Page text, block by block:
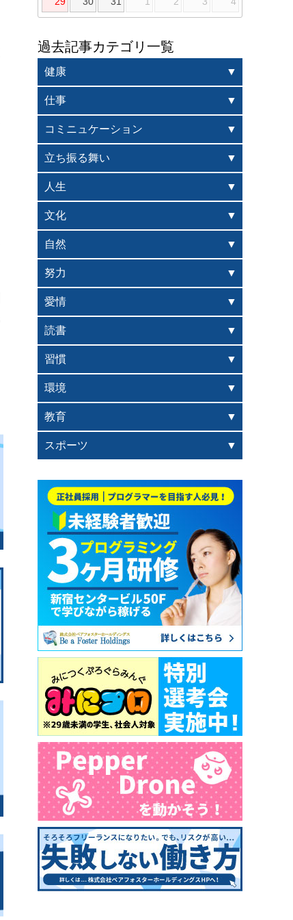
過去記事カテゴリ一覧
健康
仕事
コミニュケーション
立ち振る舞い
人生
文化
自然
努力
愛情
読書
習慣
環境
教育
スポーツ